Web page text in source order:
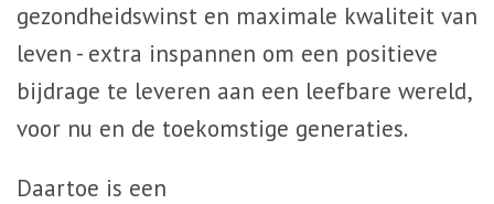
gezondheidswinst en maximale kwaliteit van
leven - extra inspannen om een positieve
bijdrage te leveren aan een leefbare wereld,
voor nu en de toekomstige generaties.
Daartoe is een